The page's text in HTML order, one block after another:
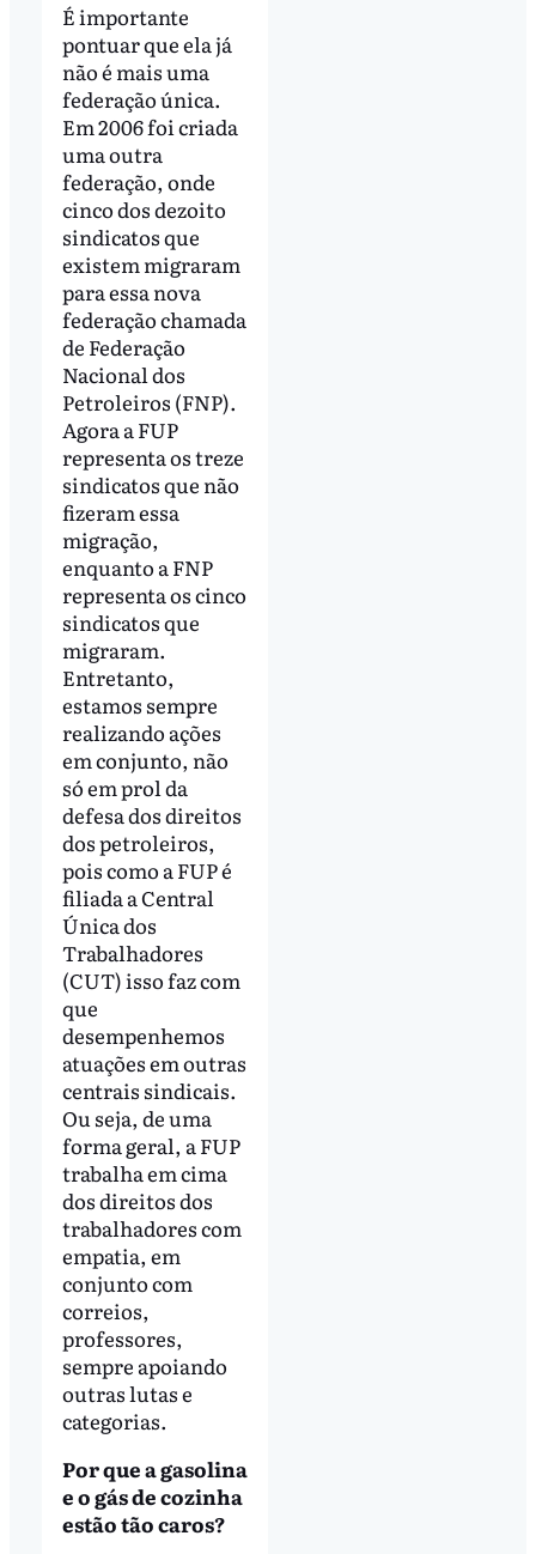
É importante
pontuar que ela já
não é mais uma
federação única.
Em 2006 foi criada
uma outra
federação, onde
cinco dos dezoito
sindicatos que
existem migraram
para essa nova
federação chamada
de Federação
Nacional dos
Petroleiros (FNP).
Agora a FUP
representa os treze
sindicatos que não
fizeram essa
migração,
enquanto a FNP
representa os cinco
sindicatos que
migraram.
Entretanto,
estamos sempre
realizando ações
em conjunto, não
só em prol da
defesa dos direitos
dos petroleiros,
pois como a FUP é
filiada a Central
Única dos
Trabalhadores
(CUT) isso faz com
que
desempenhemos
atuações em outras
centrais sindicais.
Ou seja, de uma
forma geral, a FUP
trabalha em cima
dos direitos dos
trabalhadores com
empatia, em
conjunto com
correios,
professores,
sempre apoiando
outras lutas e
categorias.
Por que a gasolina
e o gás de cozinha
estão tão caros?